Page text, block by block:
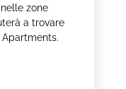
zone
a trovare